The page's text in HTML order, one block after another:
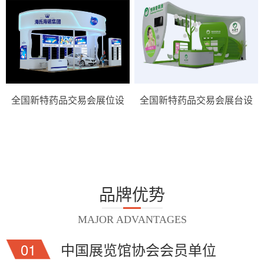
建… 建…
全国新特药品交易会展位设 全国新特药品交易会展台设
品牌优势
MAJOR ADVANTAGES
01 中国展览馆协会会员单位